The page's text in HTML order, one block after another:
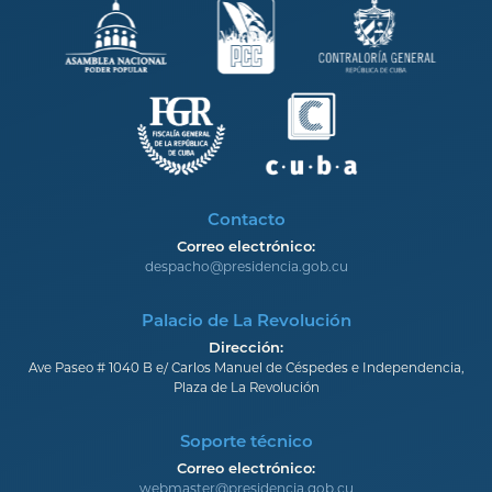
Contacto
Correo electrónico:
despacho@presidencia.gob.cu
Palacio de La Revolución
Dirección:
Ave Paseo # 1040 B e/ Carlos Manuel de Céspedes e Independencia,
Plaza de La Revolución
Soporte técnico
Correo electrónico:
webmaster@presidencia.gob.cu